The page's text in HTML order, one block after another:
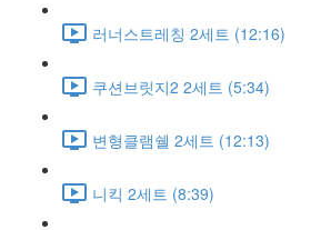
러너스트레칭 2세트 (12:16)
쿠션브릿지2 2세트 (5:34)
변형클램쉘 2세트 (12:13)
니킥 2세트 (8:39)